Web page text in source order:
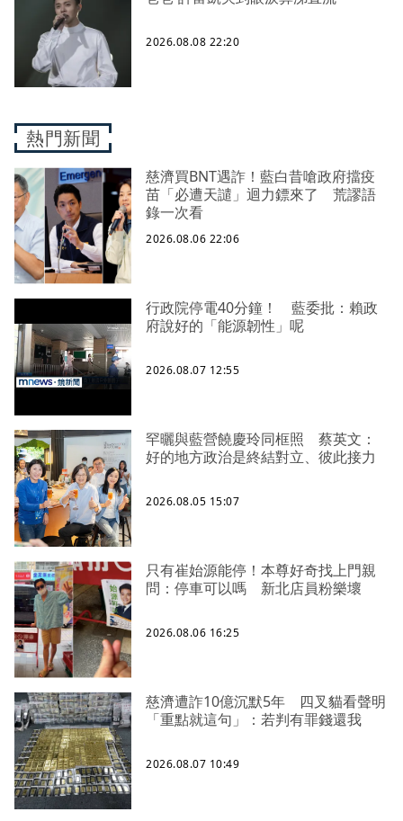
2026.08.08 22:20
熱門新聞
慈濟買BNT遇詐！藍白昔嗆政府擋疫
苗「必遭天譴」迴力鏢來了 荒謬語
錄一次看
2026.08.06 22:06
行政院停電40分鐘！ 藍委批：賴政
府說好的「能源韌性」呢
2026.08.07 12:55
罕曬與藍營饒慶玲同框照 蔡英文：
好的地方政治是終結對立、彼此接力
2026.08.05 15:07
只有崔始源能停！本尊好奇找上門親
問：停車可以嗎 新北店員粉樂壞
2026.08.06 16:25
慈濟遭詐10億沉默5年 四叉貓看聲明
「重點就這句」：若判有罪錢還我
2026.08.07 10:49